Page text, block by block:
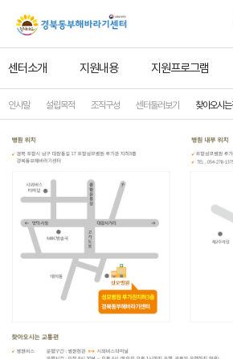
센터소개 지원내용 지원프로그램
인사말 설립목적 조직구성 센터둘러보기 찾아오시